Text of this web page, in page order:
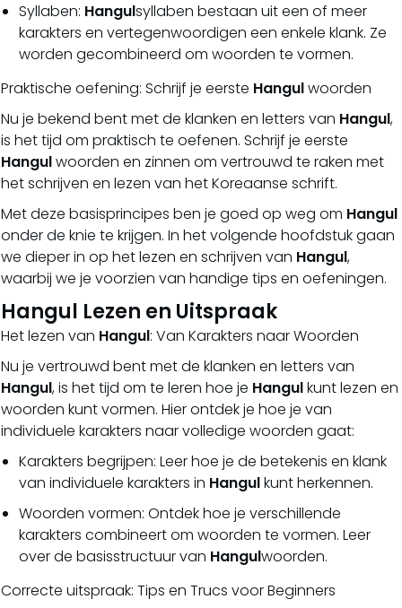
Syllaben: Hangulsyllaben bestaan uit een of meer
karakters en vertegenwoordigen een enkele klank. Ze
worden gecombineerd om woorden te vormen.
Praktische oefening: Schrijf je eerste Hangulwoorden
Nu je bekend bent met de klanken en letters van Hangul,
is het tijd om praktisch te oefenen. Schrijf je eerste
Hangulwoorden en zinnen om vertrouwd te raken met
het schrijven en lezen van het Koreaanse schrift.
Met deze basisprincipes ben je goed op weg om Hangul
onder de knie te krijgen. In het volgende hoofdstuk gaan
we dieper in op het lezen en schrijven van Hangul,
waarbij we je voorzien van handige tips en oefeningen.
Hangul Lezen en Uitspraak
Het lezen van Hangul: Van Karakters naar Woorden
Nu je vertrouwd bent met de klanken en letters van
Hangul, is het tijd om te leren hoe je Hangulkunt lezen en
woorden kunt vormen. Hier ontdek je hoe je van
individuele karakters naar volledige woorden gaat:
Karakters begrijpen: Leer hoe je de betekenis en klank
van individuele karakters in Hangulkunt herkennen.
Woorden vormen: Ontdek hoe je verschillende
karakters combineert om woorden te vormen. Leer
over de basisstructuur van Hangulwoorden.
Correcte uitspraak: Tips en Trucs voor Beginners